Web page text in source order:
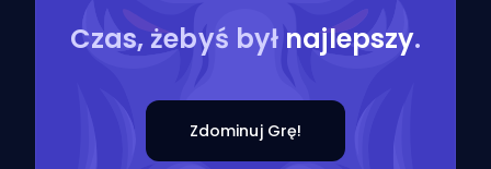
Czas, żebyś był najlepszy.
Zdominuj Grę!